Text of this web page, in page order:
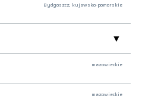
Bydgoszcz, kujawsko-pomorskie
mazowieckie
mazowieckie